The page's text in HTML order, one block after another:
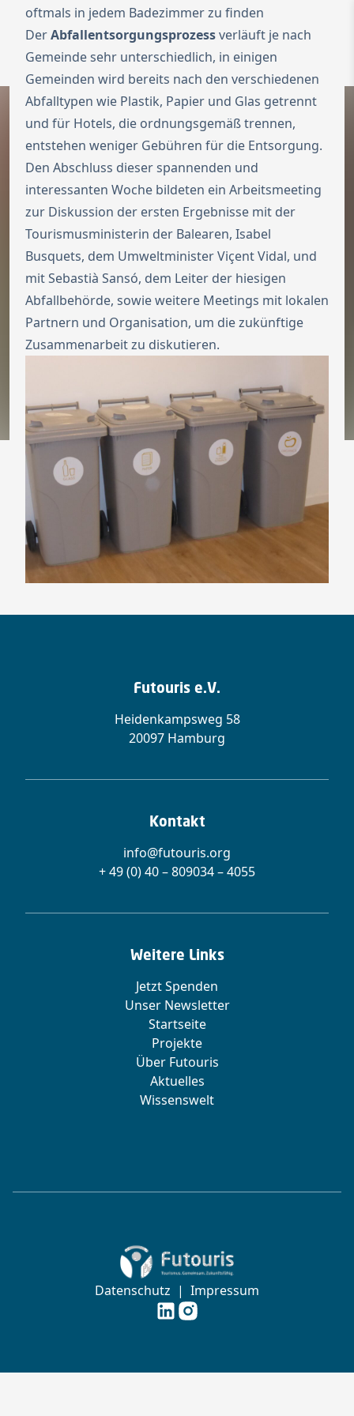
Zur Startseite
Switch to
oftmals in jedem Badezimmer zu finden
DerAbfallentsorgungsprozessverläuft je nach
Gemeinde sehr unterschiedlich, in einigen
Gemeinden wird bereits nach den verschiedenen
Abfalltypen wie Plastik, Papier und Glas getrennt
und für Hotels, die ordnungsgemäß trennen,
entstehen weniger Gebühren für die Entsorgung.
Den Abschluss dieser spannenden und
interessanten Woche bildeten ein Arbeitsmeeting
zur Diskussion der ersten Ergebnisse mit der
Tourismusministerin der Balearen, Isabel
Busquets, dem Umweltminister Viçent Vidal, und
mit Sebastià Sansó, dem Leiter der hiesigen
Abfallbehörde, sowie weitere Meetings mit lokalen
Partnern und Organisation, um die zukünftige
Zusammenarbeit zu diskutieren.
Futouris e.V.
Heidenkampsweg 58
20097 Hamburg
Kontakt
info@futouris.org
+ 49 (0) 40 – 809034 – 4055
Weitere Links
Jetzt Spenden
Unser Newsletter
Startseite
Projekte
Über Futouris
Aktuelles
Wissenswelt
Zur Startseite von Futouris e.V.
Datenschutz | Impressum